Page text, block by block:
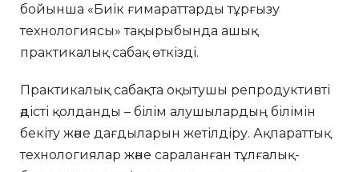
бойынша «Биік ғимараттарды тұрғызу
технологиясы» тақырыбында ашық
практикалық сабақ өткізді.
Практикалық сабақта оқытушы репродуктивті
әдісті қолданды – білім алушылардың білімін
бекіту және дағдыларын жетілдіру. Ақпараттық
технологиялар және сараланған тұлғалық-